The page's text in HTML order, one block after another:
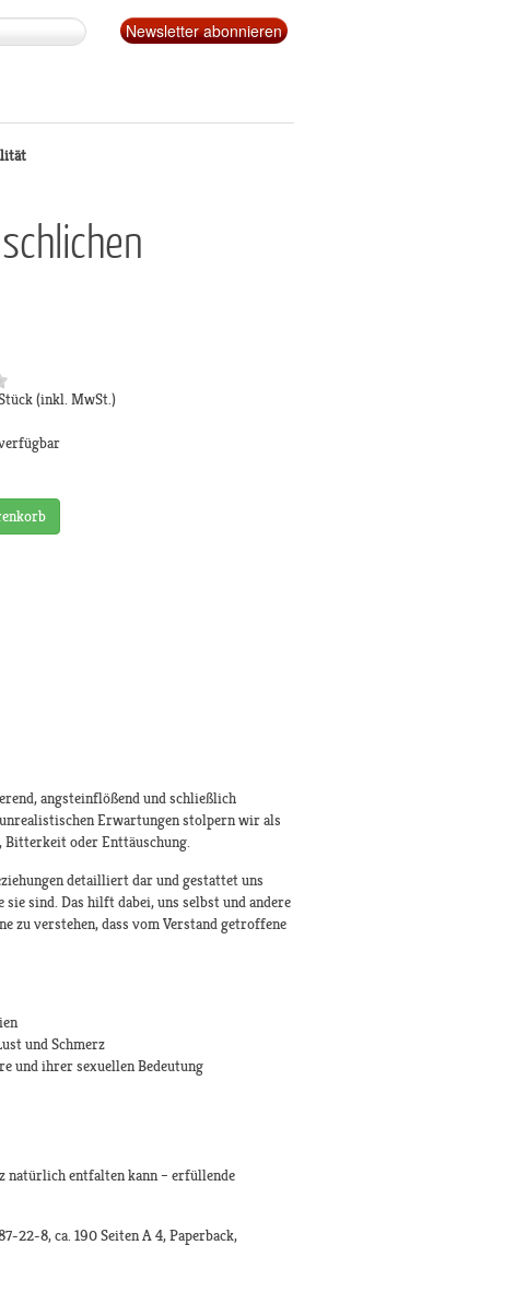
(inkl. MwSt.)
angsteinflößend und schließlich
Erwartungen stolpern wir als
Bitterkeit oder Enttäuschung.
detailliert dar und gestattet uns
sie sind. Das hilft dabei, uns selbst und andere
zu verstehen, dass vom Verstand getroffene
und Schmerz
und ihrer sexuellen Bedeutung
natürlich entfalten kann – erfüllende
22-8, ca. 190 Seiten A 4, Paperback,